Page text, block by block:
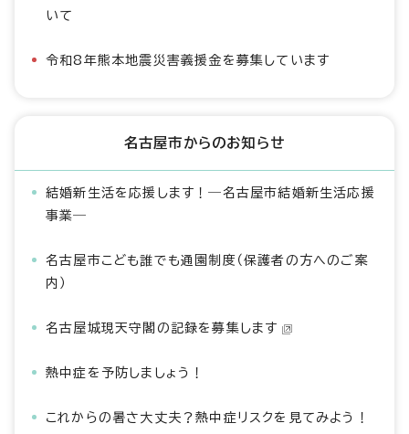
いて
令和8年熊本地震災害義援金を募集しています
名古屋市からのお知らせ
結婚新生活を応援します！―名古屋市結婚新生活応援
事業―
名古屋市こども誰でも通園制度（保護者の方へのご案
内）
名古屋城現天守閣の記録を募集します
熱中症を予防しましょう！
これからの暑さ大丈夫？熱中症リスクを見てみよう！